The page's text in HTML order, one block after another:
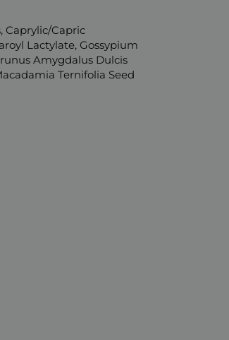
Caprylic/Capric
Lactylate, Gossypium
Amygdalus Dulcis
Ternifolia Seed